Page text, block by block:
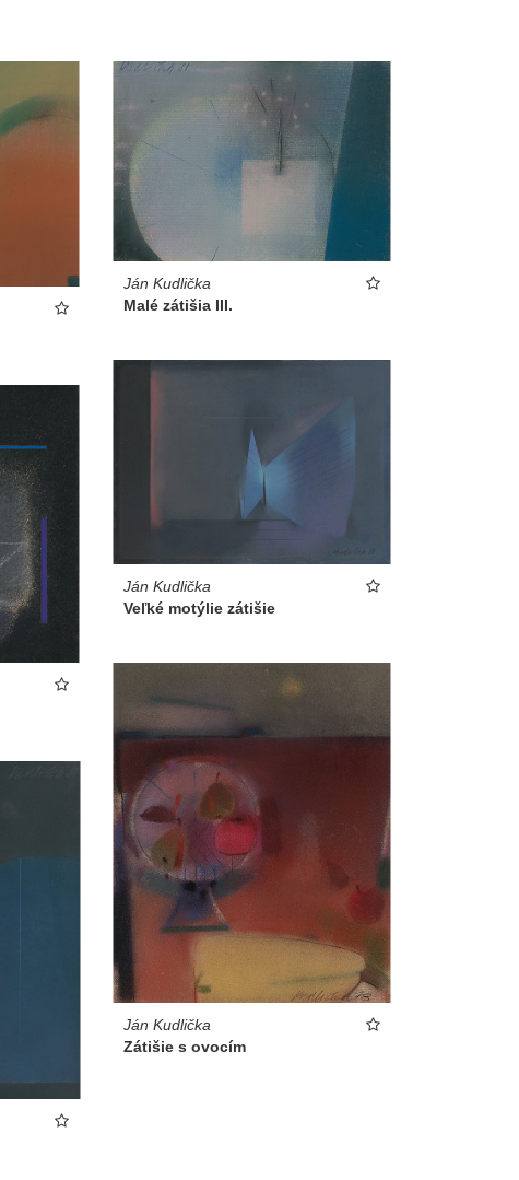
Ján Kudlička
Malé zátišia III.
Ján Kudlička
Veľké motýlie zátišie
Ján Kudlička
Zátišie s ovocím